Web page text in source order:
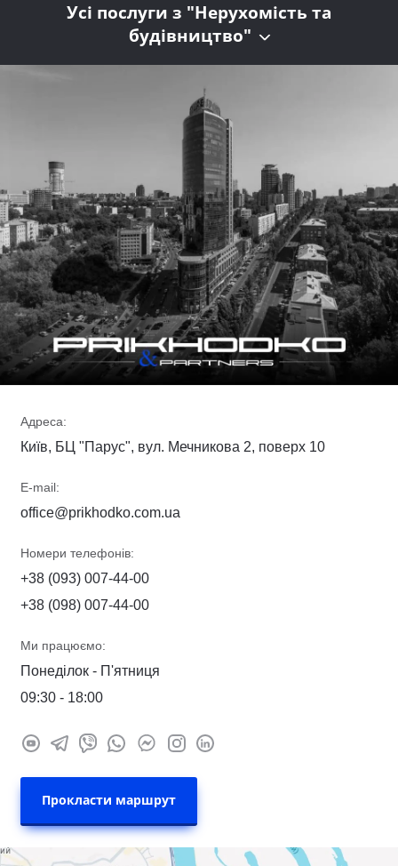
Усі послуги з "Нерухомість та
будівництво"
Адреса:
Київ, БЦ "Парус", вул. Мечникова 2, поверх 10
E-mail:
office@prikhodko.com.ua
Номери телефонів:
+38 (093) 007-44-00
+38 (098) 007-44-00
Ми працюємо:
Понеділок - П'ятниця
09:30 - 18:00
Прокласти маршрут